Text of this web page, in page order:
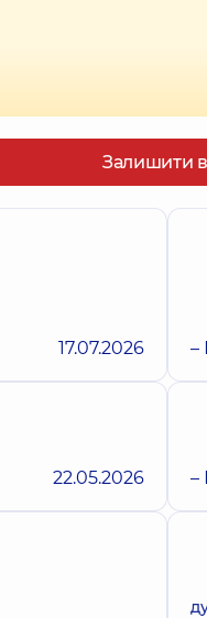
Залишити
17.07.2026 –
22.05.2026 –